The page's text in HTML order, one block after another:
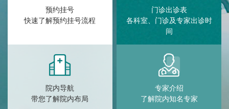
预约挂号
快速了解预约挂号流程
门诊出诊表
各科室、门诊及专家出诊时
间
院内导航
带您了解院内布局
专家介绍
了解院内知名专家